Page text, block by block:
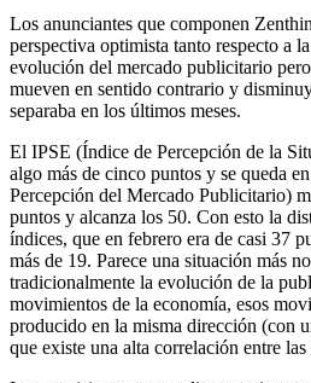
Los anunciantes que componen
perspectiva optimista tanto respecto a
evolución del mercado publicitario
mueven en sentido contrario y
separaba en los últimos meses.
El IPSE (Índice de Percepción de la
algo más de cinco puntos y se queda
Percepción del Mercado Publicitario)
puntos y alcanza los 50. Con esto la
índices, que en febrero era de casi 37
más de 19. Parece una situación más
tradicionalmente la evolución de la
movimientos de la economía, esos
producido en la misma dirección (con
que existe una alta correlación entre